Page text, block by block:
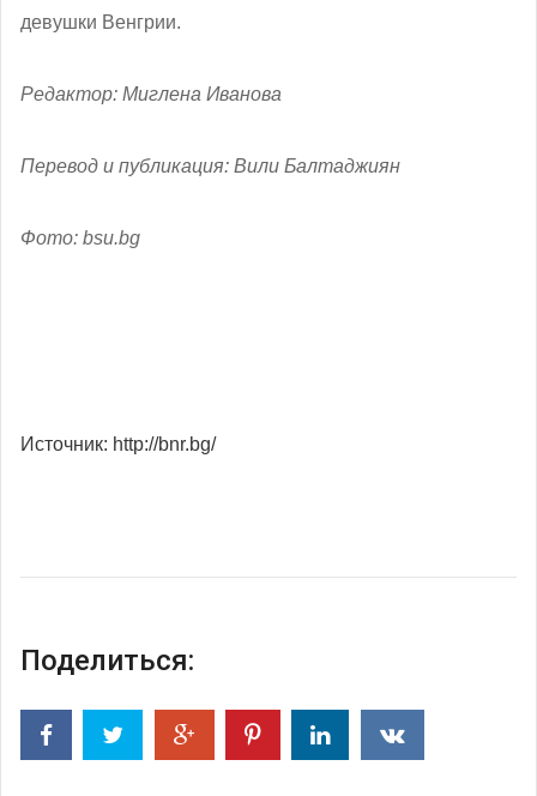
девушки Венгрии.
Редактор: Миглена Иванова
Перевод и публикация: Вили Балтаджиян
Фото: bsu.bg
Источник: http://bnr.bg/
Поделиться: